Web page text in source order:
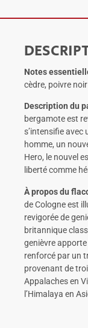
Notes
cèdre, poivre
Description du
bergamote est
s’intensifie avec
homme, un
Hero, le nouvel
liberté comme
À propos du
de Cologne est
revigorée de
britannique
genièvre
renforcé par un
provenant de
Appalaches en
l’Himalaya en